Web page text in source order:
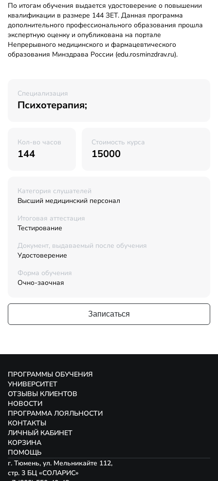
По итогам обучения выдается удостоверение о повышении
квалификации в размере 144 ЗЕТ. Данная программа
дополнительного профессионального образования прошла
экспертную оценку и опубликована на портале
Непрерывного медицинского и фармацевтического
образования Минздрава России (edu.rosminzdrav.ru).
Специализация
Психотерапия;
Кол-во часов
144
Стоимость курса
15000
Категория слушателей
Высший медицинский персонал
Итоговая аттестация
Тестирование
Документ, выдаваемый после обучения
Удостоверение
Форма обучения
Очно-заочная
Записаться
ПРОГРАММЫ ОБУЧЕНИЯ
УНИВЕРСИТЕТ
ОТЗЫВЫ КЛИЕНТОВ
НОВОСТИ
ПРОГРАММА ЛОЯЛЬНОСТИ
КОНТАКТЫ
ЛИЧНЫЙ КАБИНЕТ
КОРЗИНА
ПОМОЩЬ
г. Тюмень, ул. Мельникайте 112,
стр. 3 БЦ «СОЛАРИС»